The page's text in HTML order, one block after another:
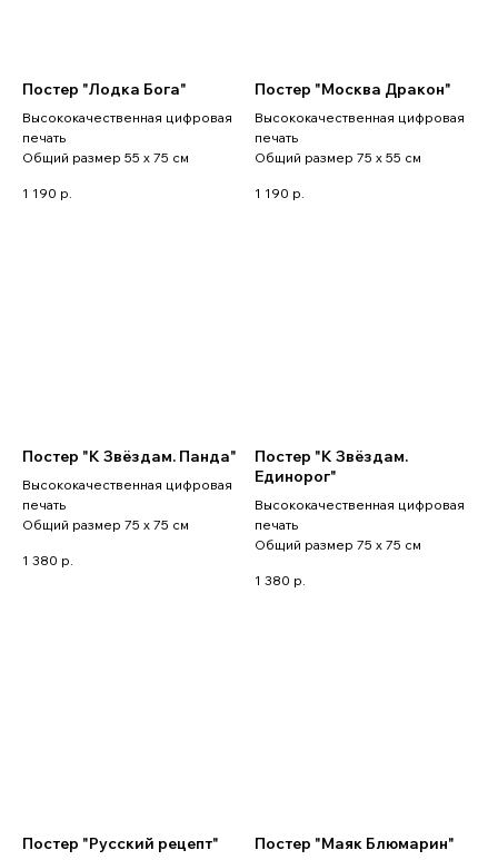
Постер "Лодка Бога"
Высококачественная цифровая
печать
Общий размер 55 x 75 см
1 190 р.
Постер "Москва Дракон"
Высококачественная цифровая
печать
Общий размер 75 x 55 см
1 190 р.
Постер "К Звёздам. Панда"
Высококачественная цифровая
печать
Общий размер 75 x 75 см
1 380 р.
Постер "К Звёздам.
Единорог"
Высококачественная цифровая
печать
Общий размер 75 x 75 см
1 380 р.
Постер "Русский рецепт" Постер "Маяк Блюмарин"